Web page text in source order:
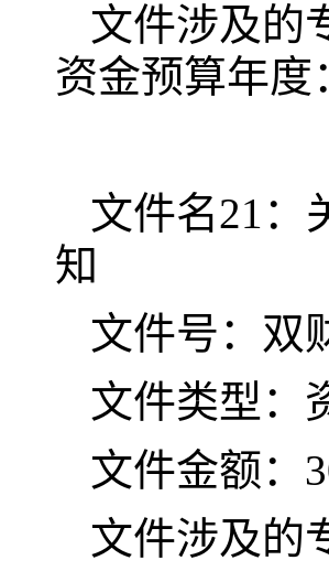
文件涉及的
资金预算年度
文件名21：
知
文件号：双
文件类型：
文件金额：
文件涉及的